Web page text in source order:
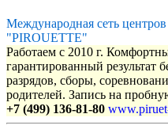
Международная сеть
"PIROUETTE"
Работаем с 2010 г.
гарантированный результат
разрядов, сборы,
родителей. Запись на
+7 (499) 136-81-80